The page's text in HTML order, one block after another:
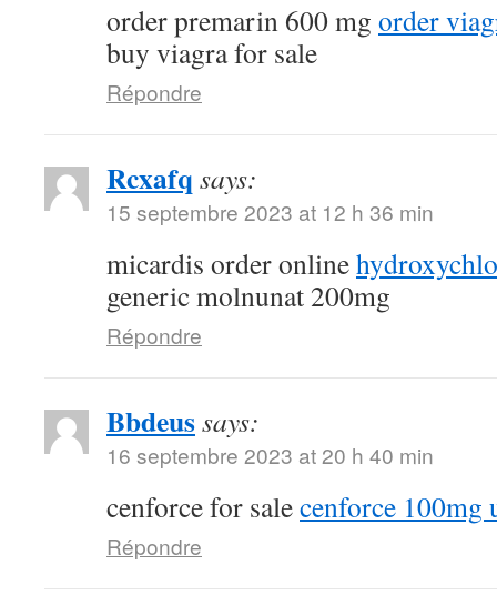
order premarin 600 mg order
buy viagra for sale
Répondre
Rcxafq says:
15 septembre 2023 at 12 h 36 min
micardis order online
generic molnunat 200mg
Répondre
Bbdeussays:
16 septembre 2023 at 20 h 40 min
cenforce for salecenforce 100mg
Répondre